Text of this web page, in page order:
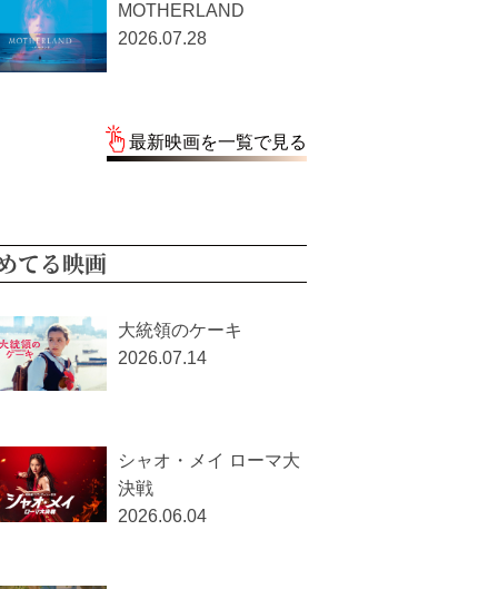
MOTHERLAND
2026.07.28
最新映画を一覧で見る
てる映画
大統領のケーキ
2026.07.14
シャオ・メイ ローマ大
決戦
2026.06.04